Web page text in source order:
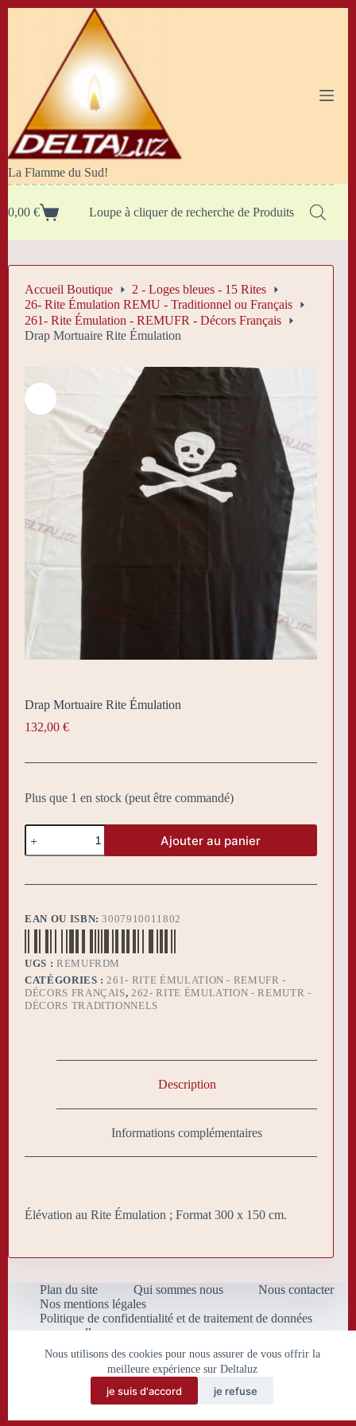
Nous utilisons des cookies pour nous assurer de vous offrir la
meilleure expérience sur Deltaluz
je suis d'accord je refuse
La Flamme du Sud!
Panier
0,00 € Loupe à cliquer de recherche de Produits
Accueil Boutique
2 - Loges bleues - 15 Rites
26- Rite Émulation REMU - Traditionnel ou Français
261- Rite Émulation - REMUFR - Décors Français
Drap Mortuaire Rite Émulation
Drap Mortuaire Rite Émulation
132,00 €
Plus que 1 en stock (peut être commandé)
quantité
de
Drap
Rite
Ajouter au panier
EAN OU ISBN:3007910011802
UGS : REMUFRDM
CATÉGORIES :261- RITE ÉMULATION - REMUFR -
DÉCORS FRANÇAIS,262- RITE ÉMULATION - REMUTR -
DÉCORS TRADITIONNELS
Description
Informations complémentaires
Élévation au Rite Émulation ; Format 300 x 150 cm.
Plan du site Qui sommes nous
Nous contacter
Nos mentions légales
Politique de confidentialité et de traitement de données
personnelles
Conditions Générales de Vente